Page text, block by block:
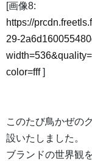
[画像8:
https://
29-
color=fff]
このたび鳥かぜの
設いたしました。
ブランドの世界観